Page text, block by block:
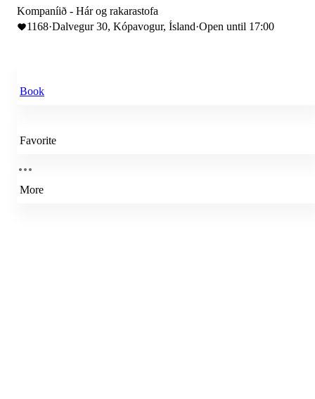
Kompaníið - Hár og rakarastofa
1168·Dalvegur 30, Kópavogur, Ísland·Open until 17:00
Book
Favorite
More